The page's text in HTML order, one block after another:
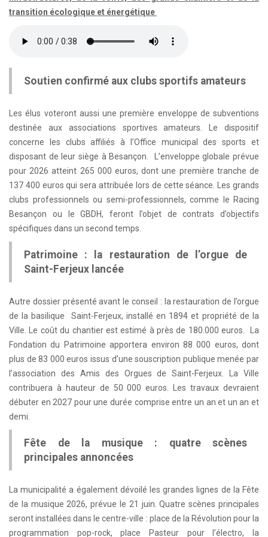
transition écologique et énergétique
Soutien confirmé aux clubs sportifs amateurs
Les élus voteront aussi une première enveloppe de subventions
destinée aux associations sportives amateurs. Le dispositif
concerne les clubs affiliés à l’Office municipal des sports et
disposant de leur siège à Besançon. L’enveloppe globale prévue
pour 2026 atteint 265 000 euros, dont une première tranche de
137 400 euros qui sera attribuée lors de cette séance. Les grands
clubs professionnels ou semi-professionnels, comme le Racing
Besançon ou le GBDH, feront l’objet de contrats d’objectifs
spécifiques dans un second temps.
Patrimoine : la restauration de l’orgue de
Saint-Ferjeux lancée
Autre dossier présenté avant le conseil : la restauration de l’orgue
de la basilique Saint-Ferjeux, installé en 1894 et propriété de la
Ville. Le coût du chantier est estimé à près de 180.000 euros. La
Fondation du Patrimoine apportera environ 88 000 euros, dont
plus de 83 000 euros issus d’une souscription publique menée par
l’association des Amis des Orgues de Saint-Ferjeux. La Ville
contribuera à hauteur de 50 000 euros. Les travaux devraient
débuter en 2027 pour une durée comprise entre un an et un an et
demi.
Fête de la musique : quatre scènes
principales annoncées
La municipalité a également dévoilé les grandes lignes de la Fête
de la musique 2026, prévue le 21 juin. Quatre scènes principales
seront installées dans le centre-ville : place de la Révolution pour la
programmation pop-rock, place Pasteur pour l’électro, la